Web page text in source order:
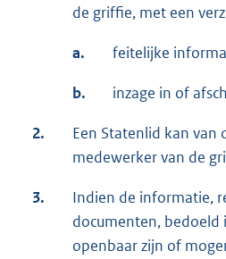
de griffie, met een
a. feitelijke
b. inzage in of
2.
Een Statenlid kan van
medewerker van de
3.
Indien de informatie,
documenten, bedoeld
openbaar zijn of